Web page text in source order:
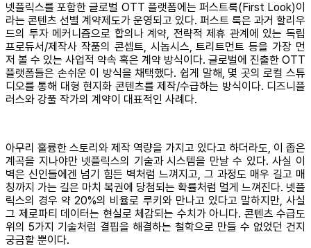
넷플릭스를 포함한 글로벌 OTT 플랫폼에는 퍼스트룩(First Look)이
라는 콘텐츠 선별 계약제도가 운영되고 있다. 퍼스트 룩은 과거 할리우
드의 투자 메커니즘으로 합의나 계약, 전략적 제휴 관계에 있는 독립
프로듀서/제작사 작품의 콘셉트, 시놉시스, 트리트먼트 등을 가장 먼
저 볼 수 있는 사업적 약속 혹은 계약 방식이다. 글로벌에 진출한 OTT
플랫폼들은 손쉬운 이 방식을 채택했다. 쉽게 말해, 몇 곳의 로컬 스튜
디오를 통해 대형 현지화 콘텐츠를 제작/수급하는 방식이다. 디즈니플
러스와 강풀 작가의 계약이 대표적인 사례다.
아무리 훌륭한 스토리와 제작 역량을 가지고 있다고 하더라도, 이 좁은
계곡을 지나야만 넷플릭스의 기술과 시스템을 만날 수 있다. 사실 이
벽은 신인들에겐 넘기 힘든 벽처럼 느껴지고, 그 과정도 매우 길고 매
칭까지 가는 길은 마치 복권에 당첨되는 확률처럼 멀게 느껴진다. 넷플
릭스의 경우 약 20%의 비율로 루키와 만나고 있다고 말하지만, 사실
그 제로파티 데이터는 현실로 체감되는 수치가 아니다. 콘텐츠 수급도
위의 5가지 기술처럼 결핍을 해결하는 철학으로 만들 수 없었던 건지
궁금할 뿐이다.